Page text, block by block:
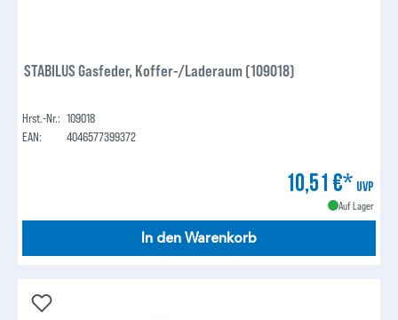
STABILUS Gasfeder, Koffer-/Laderaum (109018)
Hrst.-Nr.: 109018
EAN:
4046577399372
10,51 €* UVP
Auf Lager
In den Warenkorb